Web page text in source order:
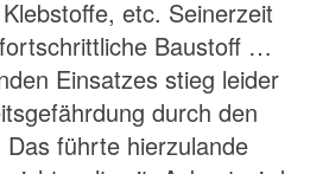
etc. Seinerzeit
Baustoff …
Einsatzes stieg leider
durch den
führte hierzulande